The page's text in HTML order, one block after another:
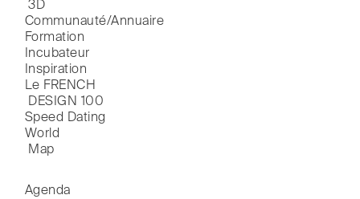
3D
Communauté/Annuaire
Formation
Incubateur
Inspiration
Le FRENCH
DESIGN 100
Speed Dating
World
Map
Agenda